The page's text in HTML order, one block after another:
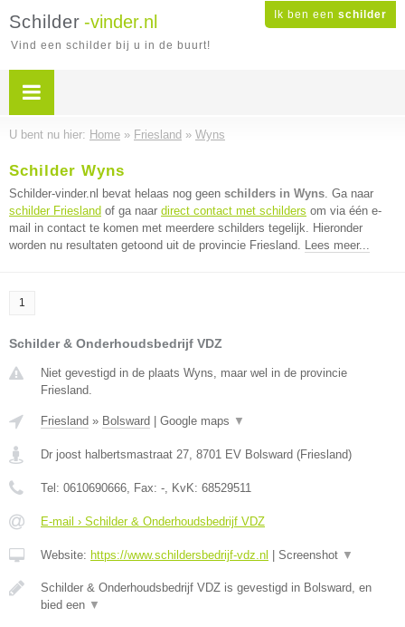
Ik ben een schilder
Schilder -vinder.nl
Vind een schilder bij u in de buurt!
U bent nu hier: Home » Friesland » Wyns
Schilder Wyns
Schilder-vinder.nl bevat helaas nog geen schilders in Wyns. Ga naar
schilder Friesland of ga naar direct contact met schilders om via één e-
mail in contact te komen met meerdere schilders tegelijk. Hieronder
worden nu resultaten getoond uit de provincie Friesland. Lees meer...
1
Schilder & Onderhoudsbedrijf VDZ
Niet gevestigd in de plaats Wyns, maar wel in de provincie
Friesland.
Friesland » Bolsward Google maps ▼
Dr joost halbertsmastraat 27, 8701 EV Bolsward (Friesland)
Tel: 0610690666, Fax: -, KvK: 68529511
E-mail › Schilder & Onderhoudsbedrijf VDZ
Website: https://www.schildersbedrijf-vdz.nl Screenshot ▼
Schilder & Onderhoudsbedrijf VDZ is gevestigd in Bolsward, en
bied een ▼